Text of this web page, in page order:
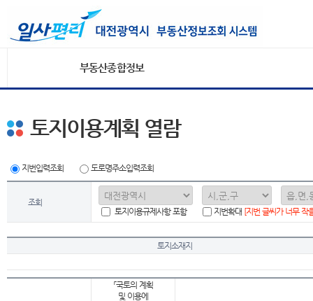
부동산종합정보
토지이용계획 열람
지번입력조회 도로명주소입력조회
조회
토지이용규제사항 포함
지번확대 [지번 글씨가 너무 작
토지소재지
「국토의 계획
및 이용에